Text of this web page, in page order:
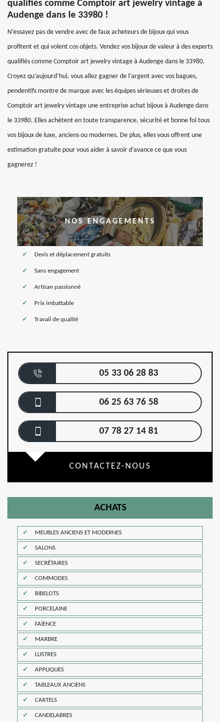
qualifiés comme Comptoir art jewelry vintage à
Audenge dans le 33980 !
N’essayez pas de vendre avec de faux acheteurs de bijoux qui vous
profitent et qui volent cos objets. Vendez vos bijoux de valeur à des experts
qualifiés comme Comptoir art jewelry vintage à Audenge dans le 33980.
Croyez qu’aujourd’hui, vous allez gagner de l’argent avec vos bagues,
pendentifs montre de marque avec les équipes sérieuses et droites de
Comptoir art jewelry vintage une entreprise achat bijoux à Audenge dans
le 33980. Elles achètent en toute transparence, sécurité et bonne foi tous
vos bijoux de luxe, anciens ou modernes. De plus, elles vous offrent une
estimation gratuite pour vous aider à savoir d’avance ce que vous
gagnerez !
NOS ENGAGEMENTS
Devis et déplacement gratuits
Sans engagement
Artisan passionné
Prix imbattable
Travail de qualité
05 33 06 28 83
06 25 63 76 58
07 78 27 14 81
CONTACTEZ-NOUS
ACHATS
MEUBLES ANCIENS ET MODERNES
SALONS
SECRÉTAIRES
COMMODES
BIBELOTS
PORCELAINE
FAÏENCE
MARBRE
LUSTRES
APPLIQUES
TABLEAUX ANCIENS
CARTELS
CANDELABRES